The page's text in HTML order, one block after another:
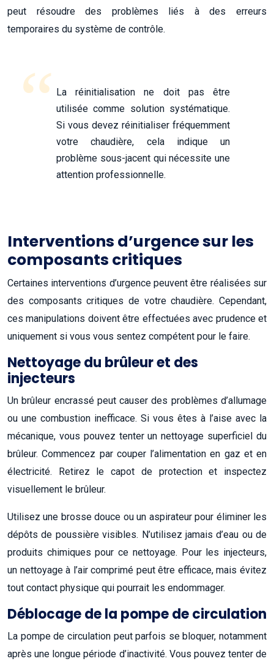
peut résoudre des problèmes liés à des erreurs
temporaires du système de contrôle.
La réinitialisation ne doit pas être
utilisée comme solution systématique.
Si vous devez réinitialiser fréquemment
votre chaudière, cela indique un
problème sous-jacent qui nécessite une
attention professionnelle.
Interventions d’urgence sur les
composants critiques
Certaines interventions d’urgence peuvent être réalisées sur
des composants critiques de votre chaudière. Cependant,
ces manipulations doivent être effectuées avec prudence et
uniquement si vous vous sentez compétent pour le faire.
Nettoyage du brûleur et des
injecteurs
Un brûleur encrassé peut causer des problèmes d’allumage
ou une combustion inefficace. Si vous êtes à l’aise avec la
mécanique, vous pouvez tenter un nettoyage superficiel du
brûleur. Commencez par couper l’alimentation en gaz et en
électricité. Retirez le capot de protection et inspectez
visuellement le brûleur.
Utilisez une brosse douce ou un aspirateur pour éliminer les
dépôts de poussière visibles. N’utilisez jamais d’eau ou de
produits chimiques pour ce nettoyage. Pour les injecteurs,
un nettoyage à l’air comprimé peut être efficace, mais évitez
tout contact physique qui pourrait les endommager.
Déblocage de la pompe de circulation
La pompe de circulation peut parfois se bloquer, notamment
après une longue période d’inactivité. Vous pouvez tenter de